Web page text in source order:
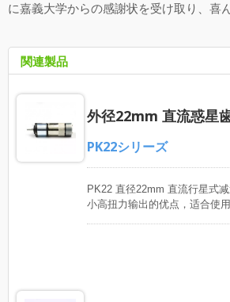
に嘉義大学からの感謝状を受け取り、喜
関連製品
外径22mm 直流惑星
PK22シリーズ
PK22 直径22mm 直流行星式
小高扭力输出的优点，适合使